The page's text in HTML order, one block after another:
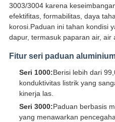
3003/3004 karena
efektifitas, formabilitas, daya
korosi.Paduan ini tahan kondisi
dapur, termasuk paparan air, air
Fitur seri paduan
Seri 1000:Berisi lebih dari
konduktivitas listrik yang
kinerja las.
Seri 3000:Paduan berbasis
yang menawarkan